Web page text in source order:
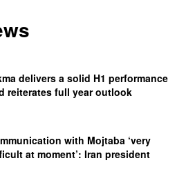
delivers a solid H1 performance
reiterates full year outlook
with Mojtaba ‘very
at moment’: Iran president